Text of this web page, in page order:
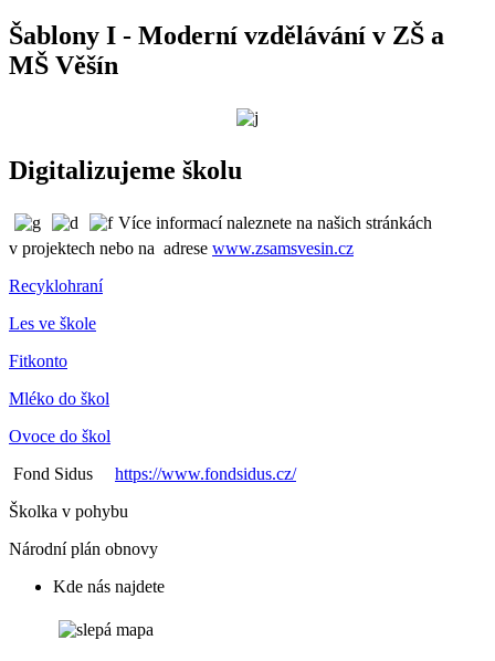
Šablony I - Moderní vzdělávání v ZŠ a
MŠ Věšín
Digitalizujeme školu
Více informací naleznete na našich stránkách
v projektech nebo na adrese www.zsamsvesin.cz
Recyklohraní
Les ve škole
Fitkonto
Mléko do škol
Ovoce do škol
Fond Sidus https://www.fondsidus.cz/
Školka v pohybu
Národní plán obnovy
Kde nás najdete